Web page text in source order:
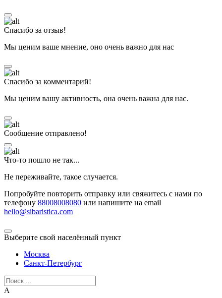
Спасибо за отзыв!
Мы ценим ваше мнение, оно очень важно для нас
Спасибо за комментарий!
Мы ценим вашу активность, она очень важна для нас.
Сообщение отправлено!
Что-то пошло не так...
Не переживайте, такое случается.
Попробуйте повторить отправку или свяжитесь с нами по
телефону 88008008080 или напишите на email
hello@sibaristica.com
Выберите свой населённый пункт
Москва
Санкт-Петербург
А